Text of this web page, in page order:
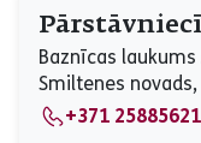
Вторник
Среда
Четверг
Пятница
Суббота
Baznīcas
Smiltenes
+371 25885621